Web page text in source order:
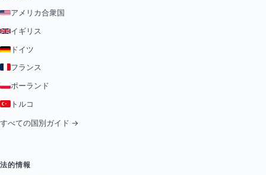
アメリカ合衆国
イギリス
ドイツ
フランス
ポーランド
トルコ
すべての国別ガイド →
法的情報